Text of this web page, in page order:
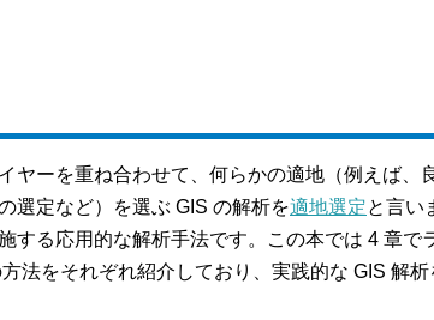
ヤーを重ね合わせて、何らかの適地（例えば、
選定など）を選ぶ GIS の解析を適地選定と言い
する応用的な解析手法です。この本では 4 章で
法をそれぞれ紹介しており、実践的な GIS 解析